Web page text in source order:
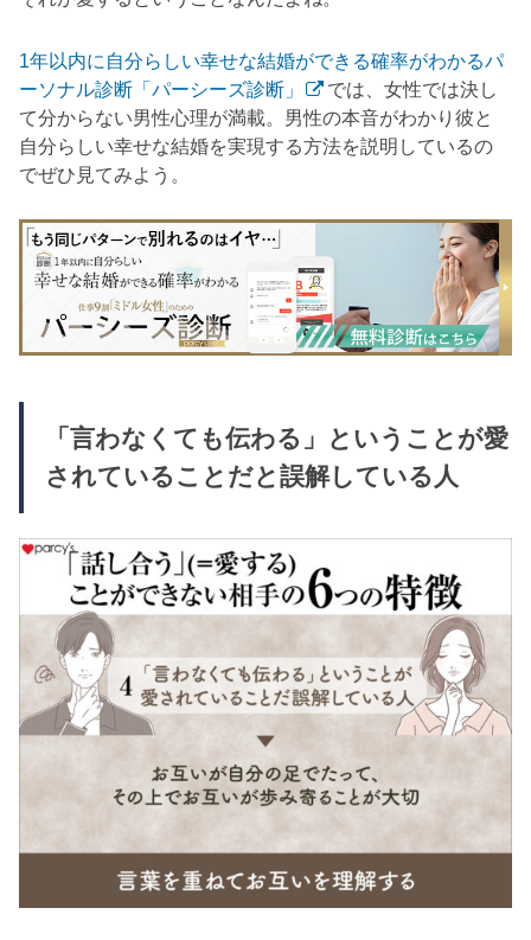
1年以内に自分らしい幸せな結婚ができる確率がわかるパ
ーソナル診断「パーシーズ診断」
では、女性では決し
て分からない男性心理が満載。男性の本音がわかり彼と
自分らしい幸せな結婚を実現する方法を説明しているの
でぜひ見てみよう。
「言わなくても伝わる」ということが愛
されていることだと誤解している人